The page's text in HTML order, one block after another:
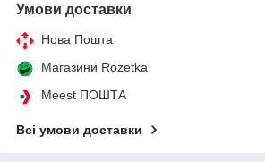
Умови доставки
Нова Пошта
Магазини Rozetka
Meest ПОШТА
Всі умови доставки